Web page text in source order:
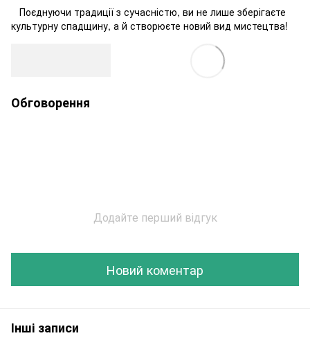
Поєднуючи традиції з сучасністю, ви не лише зберігаєте
культурну спадщину, а й створюєте новий вид мистецтва!
Обговорення
Додайте перший відгук
Новий коментар
Інші записи